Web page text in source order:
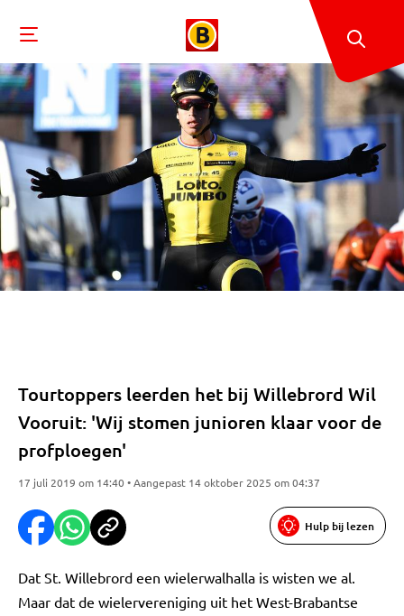
Tourtoppers leerden het bij Willebrord Wil
Vooruit: 'Wij stomen junioren klaar voor de
profploegen'
17 juli 2019 om 14:40 • Aangepast 14 oktober 2025 om 04:37
Hulp bij lezen
Dat St. Willebrord een wielerwalhalla is wisten we al.
Maar dat de wielervereniging uit het West-Brabantse